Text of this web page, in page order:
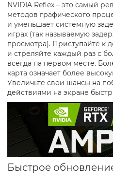
NVIDIA Reflex – это самый
методов графического
и уменьшает системную
играх (так называемую
просмотра). Приступайте к
и стреляйте каждый раз с
всегда на первом месте.
карта означает более
Увеличьте свои шансы на
действиями на экране
Быстрое